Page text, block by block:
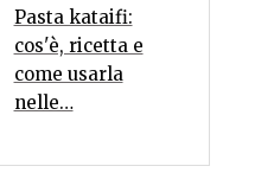
Pasta kataifi:
cos'è, ricetta e
come usarla
nelle…